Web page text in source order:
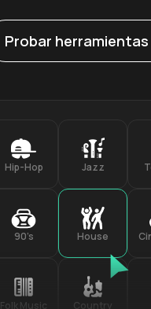
Probar herramientas
Hip-Hop Jazz
90’s House
Folk Music Country